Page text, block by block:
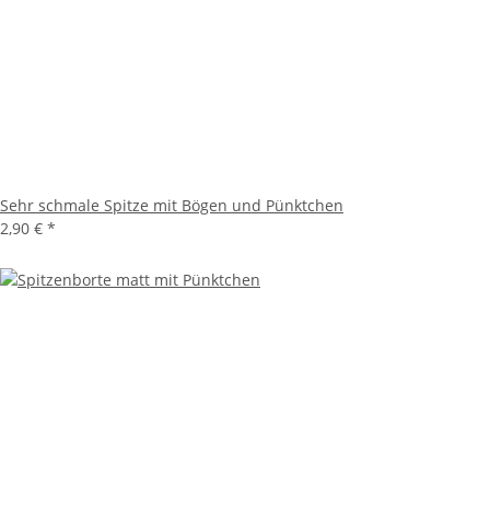
Sehr schmale Spitze mit Bögen und Pünktchen
2,90 € *